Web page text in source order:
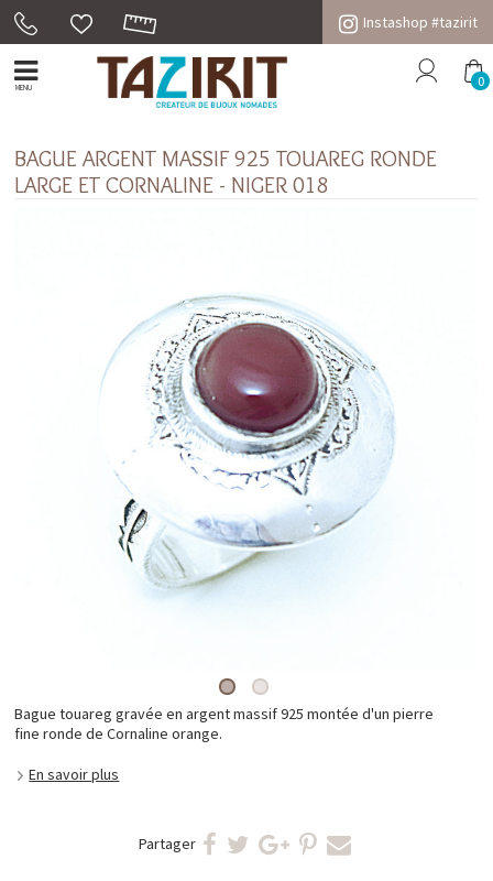
Instashop #tazirit
MENU 0
BAGUE ARGENT MASSIF 925 TOUAREG RONDE
LARGE ET CORNALINE - NIGER 018
Bague touareg gravée en argent massif 925 montée d'un pierre
fine ronde de Cornaline orange.
En savoir plus
Partager